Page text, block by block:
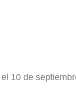
10 de